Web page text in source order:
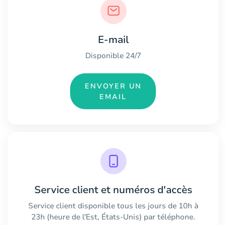
E-mail
Disponible 24/7
ENVOYER UN
EMAIL
Service client et numéros d'accès
Service client disponible tous les jours de 10h à
23h (heure de l'Est, États-Unis) par téléphone.